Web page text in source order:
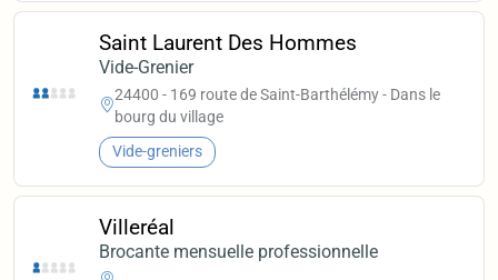
Saint Laurent Des Hommes
Vide-Grenier
24400 - 169 route de Saint-Barthélémy - Dans le
bourg du village
Vide-greniers
Villeréal
Brocante mensuelle professionnelle